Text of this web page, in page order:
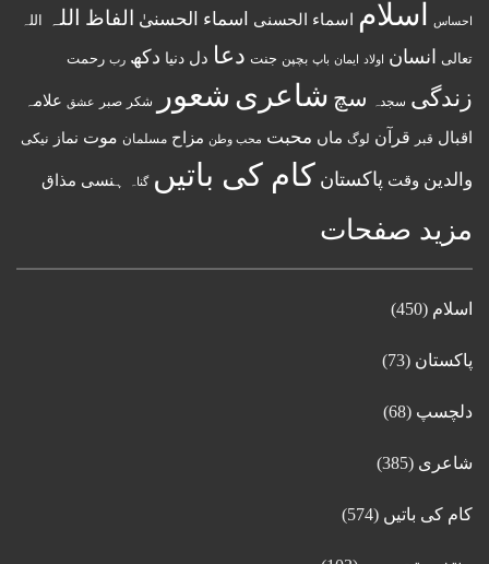
احساس اسلام اسماء الحسنى اسماء الحسنیٰ الفاظ اللہ اللہ
تعالی انسان اولاد ایمان باپ بچپن جنت دعا دل دنیا دکھ رب رحمت
زندگی سجدہ سچ شاعری شعور شکر صبر عشق علامہ
اقبال قبر قرآن لوگ ماں محبت محب وطن مزاح مسلمان موت نماز نیکی
والدین وقت پاکستان کام کی باتیں گناہ ہنسی مذاق
مزید صفحات
اسلام (450)
پاکستان (73)
دلچسپ (68)
شاعری (385)
کام کی باتیں (574)